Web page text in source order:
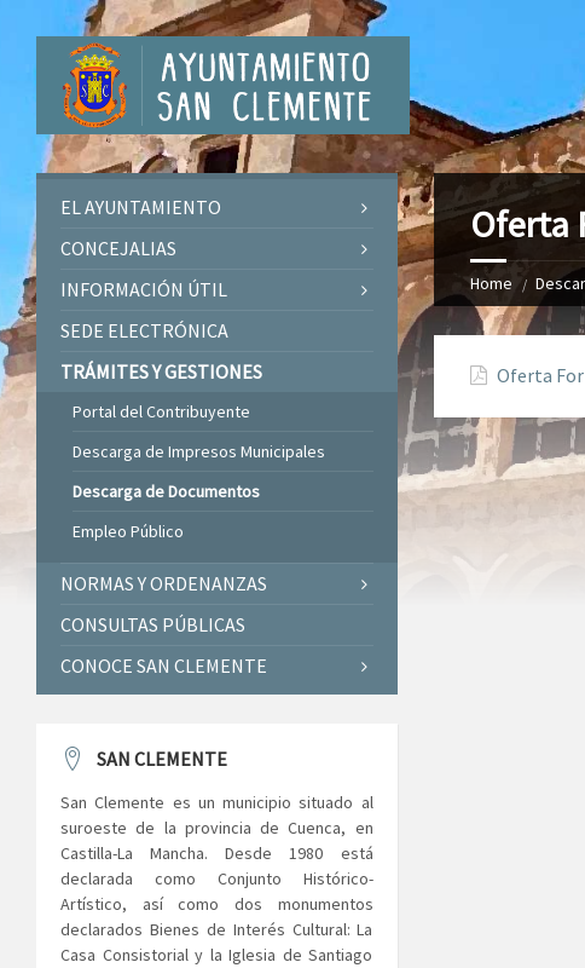
Oferta
Home
Oferta
EL AYUNTAMIENTO
CONCEJALIAS
INFORMACIÓN ÚTIL
SEDE ELECTRÓNICA
TRÁMITES Y GESTIONES
Portal del Contribuyente
Descarga de Impresos Municipales
Descarga de Documentos
Empleo Público
NORMAS Y ORDENANZAS
CONSULTAS PÚBLICAS
CONOCE SAN CLEMENTE
SAN CLEMENTE
San Clemente es un municipio situado al
suroeste de la provincia de Cuenca, en
Castilla-La Mancha. Desde 1980 está
declarada como Conjunto Histórico-
Artístico, así como dos monumentos
declarados Bienes de Interés Cultural: La
Casa Consistorial y la Iglesia de Santiago